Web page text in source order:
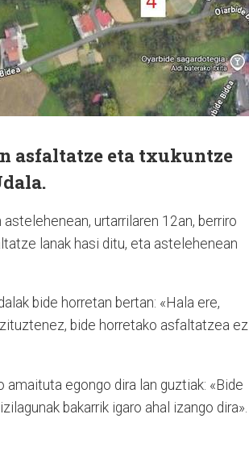
asfaltatze eta txukuntze
urtarrilaren 12an, berriro
lanak hasi ditu, eta astelehenean
bide horretan bertan: «Hala ere,
bide horretako asfaltatzea
amaituta egongo dira lan guztiak: «Bide
bakarrik igaro ahal izango dira».